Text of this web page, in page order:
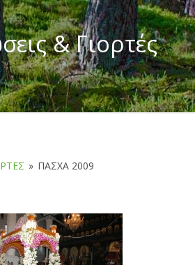
& Γιορτές
» ΠΆΣΧΑ 2009